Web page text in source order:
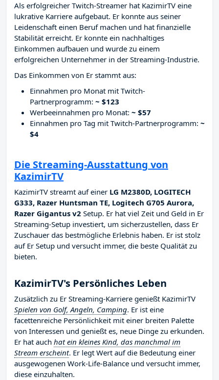
Als erfolgreicher Twitch-Streamer hat KazimirTV eine
lukrative Karriere aufgebaut. Er konnte aus seiner
Leidenschaft einen Beruf machen und hat finanzielle
Stabilität erreicht. Er konnte ein nachhaltiges
Einkommen aufbauen und wurde zu einem
erfolgreichen Unternehmer in der Streaming-Industrie.
Das Einkommen von Er stammt aus:
Einnahmen pro Monat mit Twitch-
Partnerprogramm: ~ $123
Werbeeinnahmen pro Monat: ~ $57
Einnahmen pro Tag mit Twitch-Partnerprogramm: ~
$4
Die Streaming-Ausstattung von
KazimirTV
KazimirTV streamt auf einer LG M2380D, LOGITECH
G333, Razer Huntsman TE, Logitech G705 Aurora,
Razer Gigantus v2 Setup. Er hat viel Zeit und Geld in Er
Streaming-Setup investiert, um sicherzustellen, dass Er
Zuschauer das bestmögliche Erlebnis haben. Er ist stolz
auf Er Setup und versucht immer, die beste Qualität zu
bieten.
KazimirTV's Persönliches Leben
Zusätzlich zu Er Streaming-Karriere genießt KazimirTV
Spielen von Golf, Angeln, Camping. Er ist eine
facettenreiche Persönlichkeit mit einer breiten Palette
von Interessen und genießt es, neue Dinge zu erkunden.
Er hat auch hat ein kleines Kind, das manchmal im
Stream erscheint. Er legt Wert auf die Bedeutung einer
ausgewogenen Work-Life-Balance und versucht immer,
diese einzuhalten.